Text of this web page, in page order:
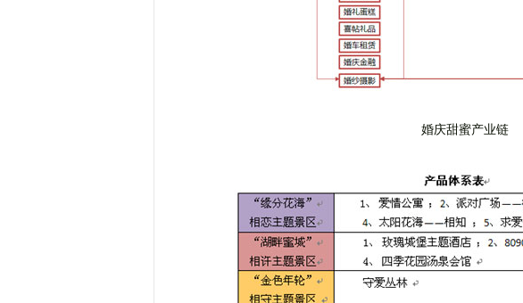
婚庆甜蜜产业链